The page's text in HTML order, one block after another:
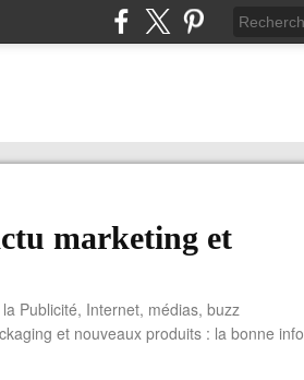
marketing et
Publicité, Internet, médias, buzz
et nouveaux produits : la bonne info